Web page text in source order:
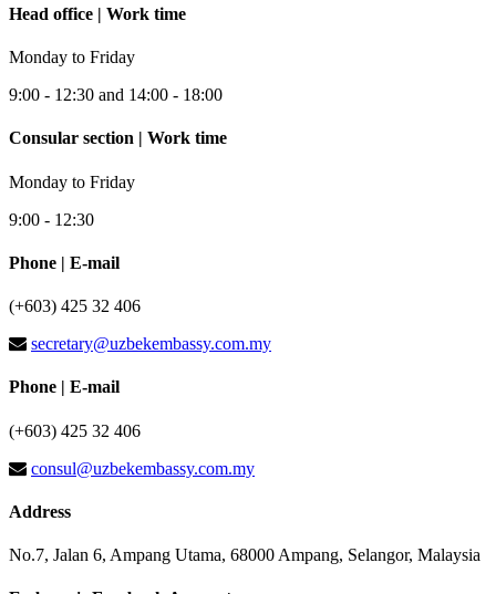
Head office | Work time
Monday to Friday
9:00 - 12:30 and 14:00 - 18:00
Consular section | Work time
Monday to Friday
9:00 - 12:30
Phone | E-mail
(+603) 425 32 406
secretary@uzbekembassy.com.my
Phone | E-mail
(+603) 425 32 406
consul@uzbekembassy.com.my
Address
No.7, Jalan 6, Ampang Utama, 68000 Ampang, Selangor, Malaysia